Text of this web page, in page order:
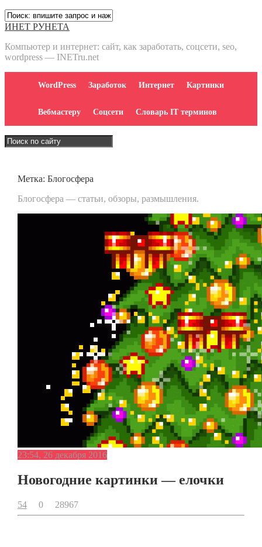
ИНЕТ РУНЕТА
Компьютер и интернет: сайт, как заработать, соцсети, seo,
wordpress — INETru.net
WordPress Заработок Интернет Картинки
Вебмастеру Соцсети Словарь IT терминов
Метка: Блогосфера
Блогосфера — статьи, обзоры, размышления.
23:54, 26 декабря 2016
Новогодние картинки — елочки
54 0 28967